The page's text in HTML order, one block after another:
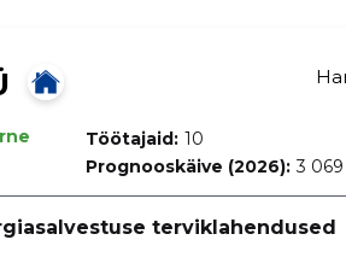
Töötajaid: 10
Prognooskäive (2026): 3
terviklahendused